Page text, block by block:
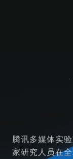
腾讯多媒体实
家研究人员在
腾讯静态
VVC 播放器